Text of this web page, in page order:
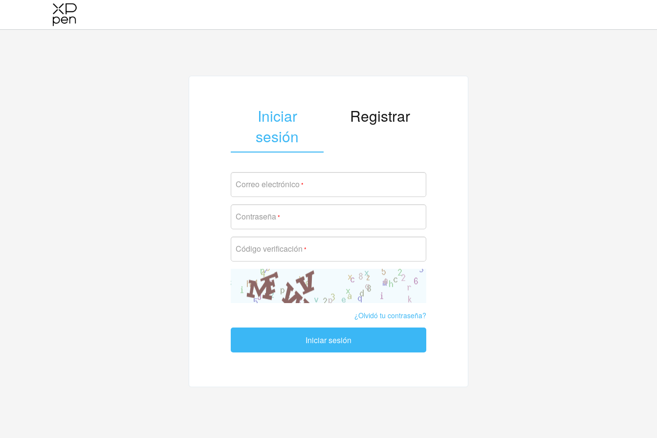
Iniciar
sesión
Registrar
Correo electrónico *
Contraseña*
Código verificación *
¿Olvidó tu contraseña?
Iniciar sesión